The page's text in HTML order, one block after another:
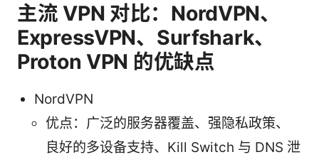
主流 VPN 对比：NordVPN、
ExpressVPN、Surfshark、
Proton VPN 的优缺点
NordVPN
优点：广泛的服务器覆盖、强隐私政策、
良好的多设备支持、Kill Switch 与 DNS 泄